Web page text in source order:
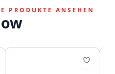
PRODUKTE ANSEHEN